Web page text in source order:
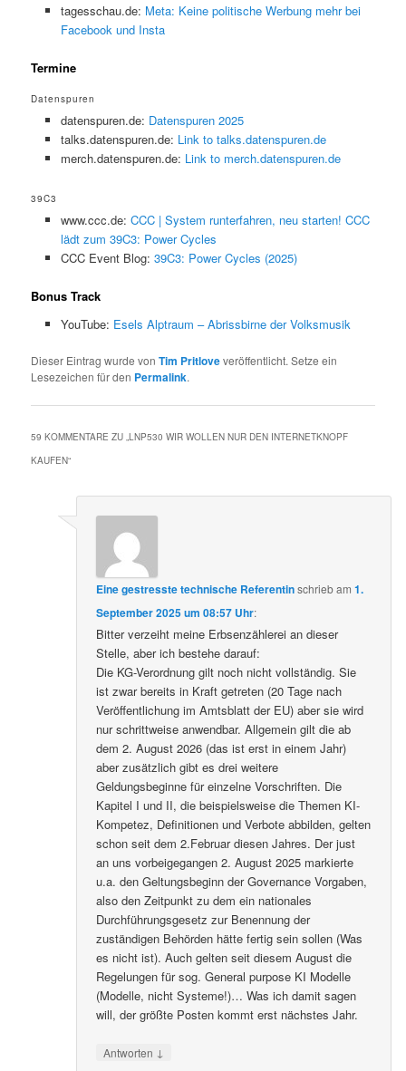
tagesschau.de: Meta: Keine politische Werbung mehr bei
Facebook und Insta
Termine
Datenspuren
datenspuren.de: Datenspuren 2025
talks.datenspuren.de: Link to talks.datenspuren.de
merch.datenspuren.de: Link to merch.datenspuren.de
39C3
www.ccc.de: CCC | System runterfahren, neu starten! CCC
lädt zum 39C3: Power Cycles
CCC Event Blog: 39C3: Power Cycles (2025)
Bonus Track
YouTube: Esels Alptraum – Abrissbirne der Volksmusik
Dieser Eintrag wurde vonTim Pritloveveröffentlicht. Setze ein
Lesezeichen für den Permalink.
59 KOMMENTARE ZU „LNP530 WIR WOLLEN NUR DEN INTERNETKNOPF
KAUFEN“
Eine gestresste technische Referentinschriebam1.
September 2025 um 08:57 Uhr:
Bitter verzeiht meine Erbsenzählerei an dieser
Stelle, aber ich bestehe darauf:
Die KG-Verordnung gilt noch nicht vollständig. Sie
ist zwar bereits in Kraft getreten (20 Tage nach
Veröffentlichung im Amtsblatt der EU) aber sie wird
nur schrittweise anwendbar. Allgemein gilt die ab
dem 2. August 2026 (das ist erst in einem Jahr)
aber zusätzlich gibt es drei weitere
Geldungsbeginne für einzelne Vorschriften. Die
Kapitel I und II, die beispielsweise die Themen KI-
Kompetez, Definitionen und Verbote abbilden, gelten
schon seit dem 2.Februar diesen Jahres. Der just
an uns vorbeigegangen 2. August 2025 markierte
u.a. den Geltungsbeginn der Governance Vorgaben,
also den Zeitpunkt zu dem ein nationales
Durchführungsgesetz zur Benennung der
zuständigen Behörden hätte fertig sein sollen (Was
es nicht ist). Auch gelten seit diesem August die
Regelungen für sog. General purpose KI Modelle
(Modelle, nicht Systeme!)… Was ich damit sagen
will, der größte Posten kommt erst nächstes Jahr.
Antworten ↓